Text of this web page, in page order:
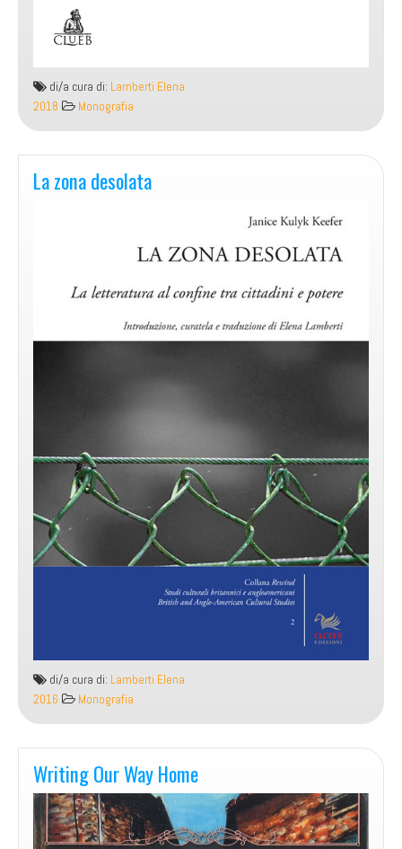
di/a cura di: Lamberti Elena
2018
Monografia
La zona desolata
di/a cura di: Lamberti Elena
2016
Monografia
Writing Our Way Home